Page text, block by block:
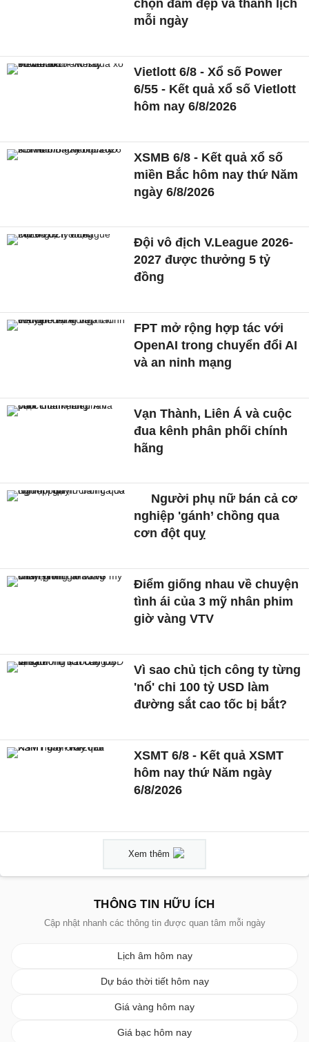
chọn đầm đẹp và thanh lịch
mỗi ngày
Vietlott 6/8 - Xổ số Power
6/55 - Kết quả xổ số Vietlott
hôm nay 6/8/2026
XSMB 6/8 - Kết quả xổ số
miền Bắc hôm nay thứ Năm
ngày 6/8/2026
Đội vô địch V.League 2026-
2027 được thưởng 5 tỷ
đồng
FPT mở rộng hợp tác với
OpenAI trong chuyển đổi AI
và an ninh mạng
Vạn Thành, Liên Á và cuộc
đua kênh phân phối chính
hãng
Người phụ nữ bán cả cơ
nghiệp 'gánh’ chồng qua
cơn đột quỵ
Điểm giống nhau về chuyện
tình ái của 3 mỹ nhân phim
giờ vàng VTV
Vì sao chủ tịch công ty từng
'nổ' chi 100 tỷ USD làm
đường sắt cao tốc bị bắt?
XSMT 6/8 - Kết quả XSMT
hôm nay thứ Năm ngày
6/8/2026
Xem thêm
THÔNG TIN HỮU ÍCH
Cập nhật nhanh các thông tin được quan tâm mỗi ngày
Lịch âm hôm nay
Dự báo thời tiết hôm nay
Giá vàng hôm nay
Giá bạc hôm nay